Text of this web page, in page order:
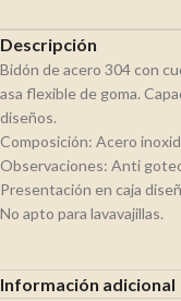
Descripción
Bidón de acero 304 con
asa flexible de goma.
diseños.
Composición: Acero
Observaciones: Anti
Presentación en caja
No apto para lavavajillas.
Información adicional